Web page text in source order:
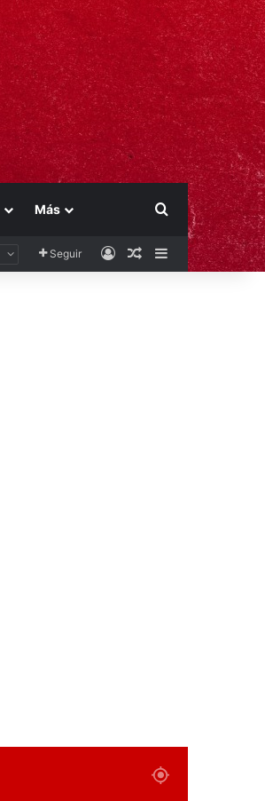
Más Buscar por
Seguir AccesoPublicación al
Barra lateral